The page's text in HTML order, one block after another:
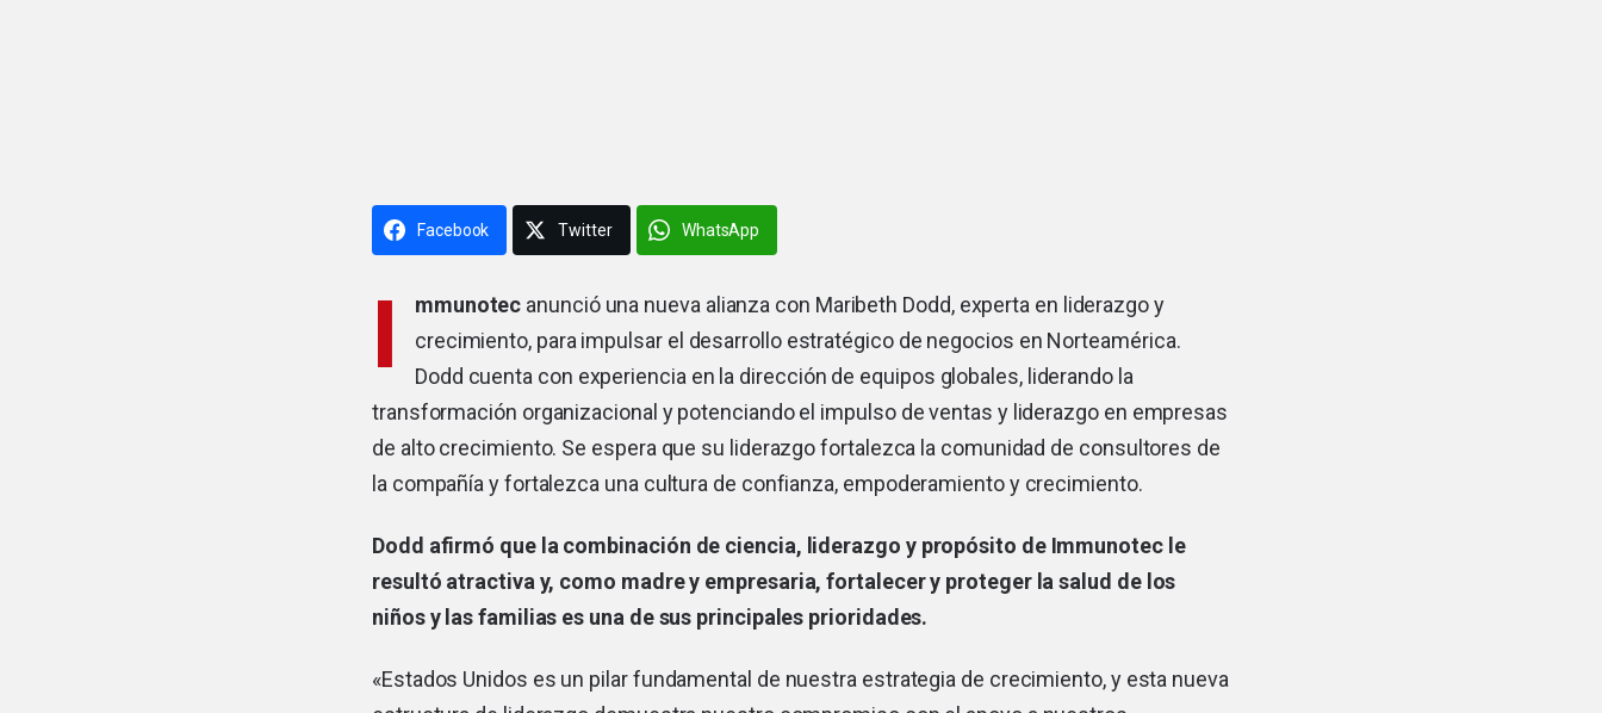
Facebook Twitter WhatsApp
I mmunotec anunció una nueva alianza con Maribeth Dodd, experta en liderazgo y
crecimiento, para impulsar el desarrollo estratégico de negocios en Norteamérica.
Dodd cuenta con experiencia en la dirección de equipos globales, liderando la
transformación organizacional y potenciando el impulso de ventas y liderazgo en empresas
de alto crecimiento. Se espera que su liderazgo fortalezca la comunidad de consultores de
la compañía y fortalezca una cultura de confianza, empoderamiento y crecimiento.
Dodd afirmó que la combinación de ciencia, liderazgo y propósito de Immunotec le
resultó atractiva y, como madre y empresaria, fortalecer y proteger la salud de los
niños y las familias es una de sus principales prioridades.
«Estados Unidos es un pilar fundamental de nuestra estrategia de crecimiento, y esta nueva